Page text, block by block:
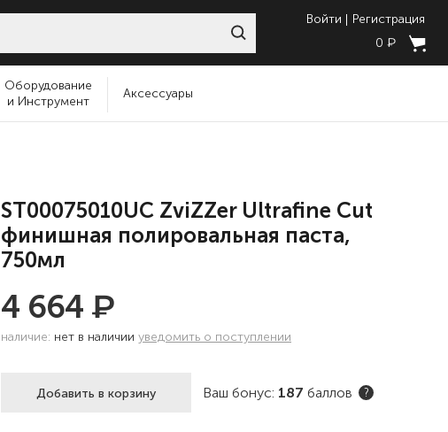
Войти
Регистрация
0 ₽
Оборудование
и Инструмент
Аксессуары
ST00075010UC ZviZZer Ultrafine Cut
финишная полировальная паста,
750мл
4 664 ₽
наличие: нет в наличии уведомить о поступлении
Добавить в корзину Ваш бонус: 187 баллов ?